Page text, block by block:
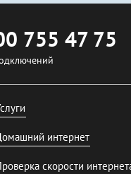
755 47 75
интернет
скорости